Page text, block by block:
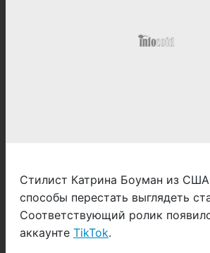
Стилист Катрина Боуман из США
способы перестать выглядеть
Соответствующий ролик
аккаунте TikTok.